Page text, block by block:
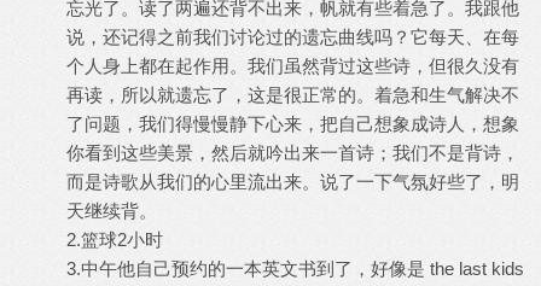
忘光了。读了两遍还背不出来，帆就有些着急了。我跟他
说，还记得之前我们讨论过的遗忘曲线吗？它每天、在每
个人身上都在起作用。我们虽然背过这些诗，但很久没有
再读，所以就遗忘了，这是很正常的。着急和生气解决不
了问题，我们得慢慢静下心来，把自己想象成诗人，想象
你看到这些美景，然后就吟出来一首诗；我们不是背诗，
而是诗歌从我们的心里流出来。说了一下气氛好些了，明
天继续背。
2.篮球2小时
3.中午他自己预约的一本英文书到了，好像是 the last kids